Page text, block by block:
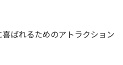
ばれるためのアトラクション